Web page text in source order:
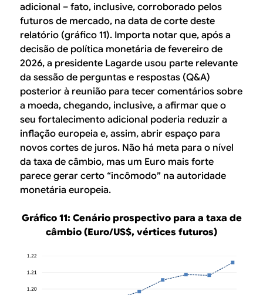
adicional – fato, inclusive, corroborado pelos
futuros de mercado, na data de corte deste
relatório (gráfico 11). Importa notar que, após a
decisão de política monetária de fevereiro de
2026, a presidente Lagarde usou parte relevante
da sessão de perguntas e respostas (Q&A)
posterior à reunião para tecer comentários sobre
a moeda, chegando, inclusive, a afirmar que o
seu fortalecimento adicional poderia reduzir a
inflação europeia e, assim, abrir espaço para
novos cortes de juros. Não há meta para o nível
da taxa de câmbio, mas um Euro mais forte
parece gerar certo “incômodo” na autoridade
monetária europeia.
Gráfico 11: Cenário prospectivo para a taxa de
câmbio (Euro/US$, vértices futuros)